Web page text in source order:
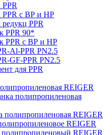
PPR с ВР и НР
PPR
PPR 90*
PPR с ВР и НР
Al-PPR PN2.5
GF-PPR PN2.5
для PPR
REIGER
полипропиленовая
полипропиленовая REIGER
REIGER
полипропиленовый REIGER